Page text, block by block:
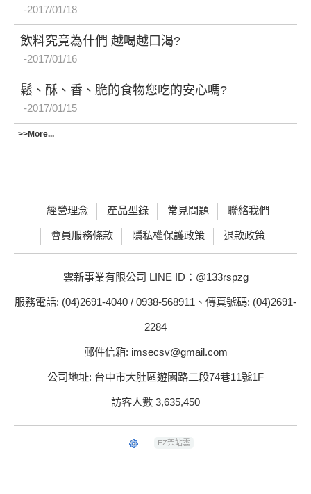
2017/01/18
飲料究竟為什們 越喝越口渴?
2017/01/16
鬆、酥、香、脆的食物您吃的安心嗎?
2017/01/15
>>More...
經營理念 產品型錄 常見問題 聯絡我們
會員服務條款 隱私權保護政策 退款政策
雲新事業有限公司 LINE ID：@133rspzg
服務電話: (04)2691-4040 / 0938-568911、傳真號碼: (04)2691-
2284
郵件信箱: imsecsv@gmail.com
公司地址: 台中市大肚區遊園路二段74巷11號1F
訪客人數 3,635,450
EZ架站雲